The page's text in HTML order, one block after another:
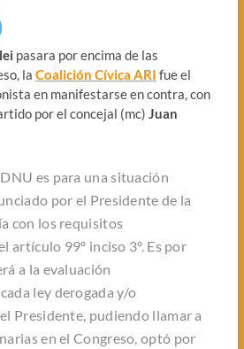
pasara por encima de las
la Coalición Cívica ARI fue el
en manifestarse en contra, con
por el concejal (mc) Juan
es para una situación
por el Presidente de la
con los requisitos
artículo 99º inciso 3º. Es por
a la evaluación
ley derogada y/o
Presidente, pudiendo llamar a
en el Congreso, optó por